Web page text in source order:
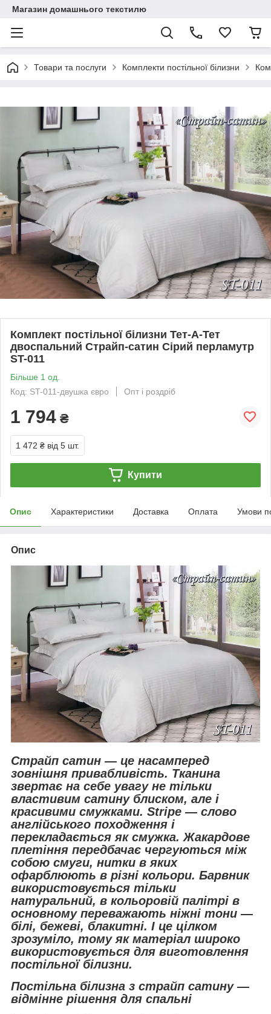
Магазин домашнього текстилю
Товари та послуги Комплекти постільної білизни
Комплект постільної білизни Тет-А-Тет
двоспальний Страйп-сатин Сірий перламутр
ST-011
Більше 1 од.
Код: ST-011-двушка євро
Опт і роздріб
1 794 ₴
1 472 ₴ від 5 шт.
Купити
Опис Характеристики Доставка Оплата Умови
Опис
Страйп сатин — це насамперед
зовнішня привабливість. Тканина
звертає на себе увагу не тільки
властивим сатину блиском, але і
красивими смужками. Stripe — слово
англійського походження і
перекладається як смужка. Жакардове
плетіння передбачає чергуються між
собою смуги, нитки в яких
офарблюють в різні кольори. Барвник
використовується тільки
натуральний, в кольоровій палітрі в
основному переважають ніжні тони —
білі, бежеві, блакитні. І це цілком
зрозуміло, тому як матеріал широко
використовується для виготовлення
постільної білизни.
Постільна білизна з страйп сатину —
відмінне рішення для спальні